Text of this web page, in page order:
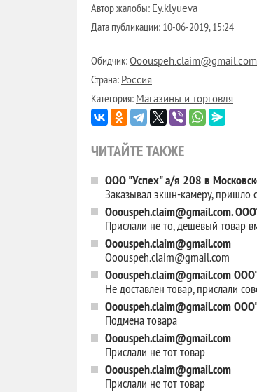
Автор жалобы:Ey.klyueva
Дата публикации: 10-06-2019, 15:24
Обидчик:Ooouspeh.claim@gmail.com
Страна:Россия
Категория:Магазины и торговля
ЧИТАЙТЕ ТАКЖЕ
OOO "Успех" а/я 208 в
Заказывал экшн-камеру, пришло
Ooouspeh.claim@gmail.com.
Прислали не то, дешёвый товар
Ooouspeh.claim@gmail.com
Ooouspeh.claim@gmail.com
Ooouspeh.claim@gmail.com
Не доставлен товар, прислали
Ooouspeh.claim@gmail.com
Подмена товара
Ooouspeh.claim@gmail.com
Прислали не тот товар
Ooouspeh.claim@gmail.com
Прислали не тот товар